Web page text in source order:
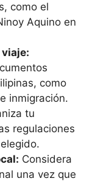
como el
Aquino en
como
inmigración.
tu
regulaciones
Considera
una vez que